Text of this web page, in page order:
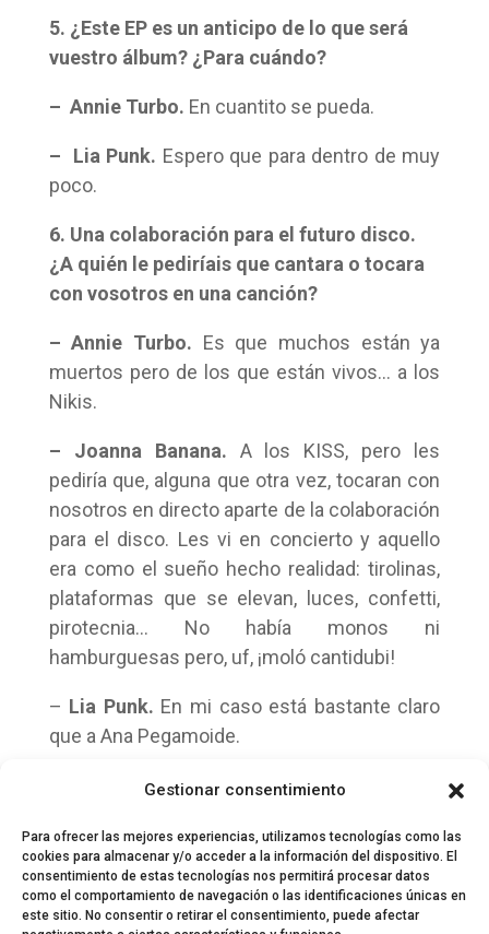
Gestionar consentimiento
Para ofrecer las mejores experiencias, utilizamos tecnologías como las
cookies para almacenar y/o acceder a la información del dispositivo. El
consentimiento de estas tecnologías nos permitirá procesar datos
como el comportamiento de navegación o las identificaciones únicas en
este sitio. No consentir o retirar el consentimiento, puede afectar
5. ¿Este EP es un anticipo de lo que será
vuestro álbum? ¿Para cuándo?
– Annie Turbo. En cuantito se pueda.
– Lia Punk. Espero que para dentro de muy
poco.
6. Una colaboración para el futuro disco.
¿A quién le pediríais que cantara o tocara
con vosotros en una canción?
– Annie Turbo. Es que muchos están ya
muertos pero de los que están vivos… a los
Nikis.
– Joanna Banana. A los KISS, pero les
pediría que, alguna que otra vez, tocaran con
nosotros en directo aparte de la colaboración
para el disco. Les vi en concierto y aquello
era como el sueño hecho realidad: tirolinas,
plataformas que se elevan, luces, confetti,
pirotecnia… No había monos ni
hamburguesas pero, uf, ¡moló cantidubi!
– Lia Punk. En mi caso está bastante claro
que a Ana Pegamoide.
– J. Esqueleto.Al que disfrute haciéndolo.